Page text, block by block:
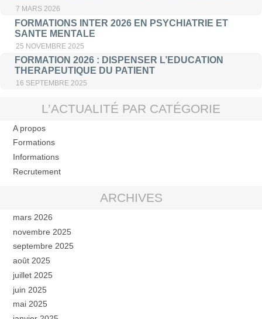
7 MARS 2026
FORMATIONS INTER 2026 EN PSYCHIATRIE ET
SANTE MENTALE
25 NOVEMBRE 2025
FORMATION 2026 : DISPENSER L’EDUCATION
THERAPEUTIQUE DU PATIENT
16 SEPTEMBRE 2025
L’ACTUALITÉ PAR CATÉGORIE
A propos
Formations
Informations
Recrutement
ARCHIVES
mars 2026
novembre 2025
septembre 2025
août 2025
juillet 2025
juin 2025
mai 2025